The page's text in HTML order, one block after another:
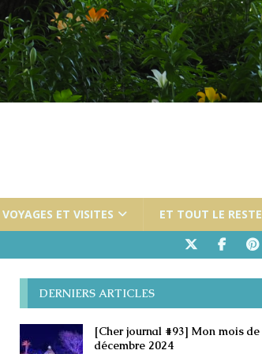
VOYAGES ET VISITES ET TOUT LE RESTE
DERNIERS ARTICLES
[Cher journal #93] Mon mois de
décembre 2024